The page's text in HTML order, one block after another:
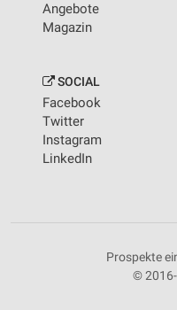
Angebote
Magazin
SOCIAL
Facebook
Twitter
Instagram
LinkedIn
Prospekte
©